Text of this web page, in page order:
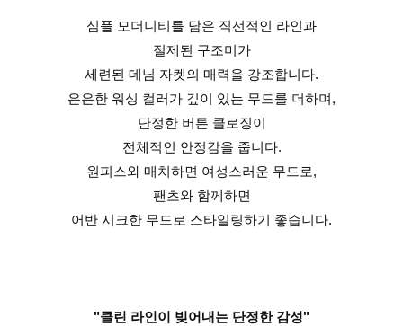
심플 모더니티를 담은 직선적인 라인과
절제된 구조미가
세련된 데님 자켓의 매력을 강조합니다.
은은한 워싱 컬러가 깊이 있는 무드를 더하며,
단정한 버튼 클로징이
전체적인 안정감을 줍니다.
원피스와 매치하면 여성스러운 무드로,
팬츠와 함께하면
어반 시크한 무드로 스타일링하기 좋습니다.
"클린 라인이 빚어내는 단정한 감성"